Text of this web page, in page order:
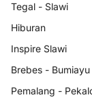
Tegal - Slawi
Hiburan
Inspire Slawi
Brebes - Bumiayu
Pemalang -